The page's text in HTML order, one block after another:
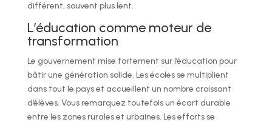
différent, souvent plus lent.
L’éducation comme moteur de
transformation
Le gouvernement mise fortement sur l’éducation pour
bâtir une génération solide. Les écoles se multiplient
dans tout le pays et accueillent un nombre croissant
d’élèves. Vous remarquez toutefois un écart durable
entre les zones rurales et urbaines. Les efforts se